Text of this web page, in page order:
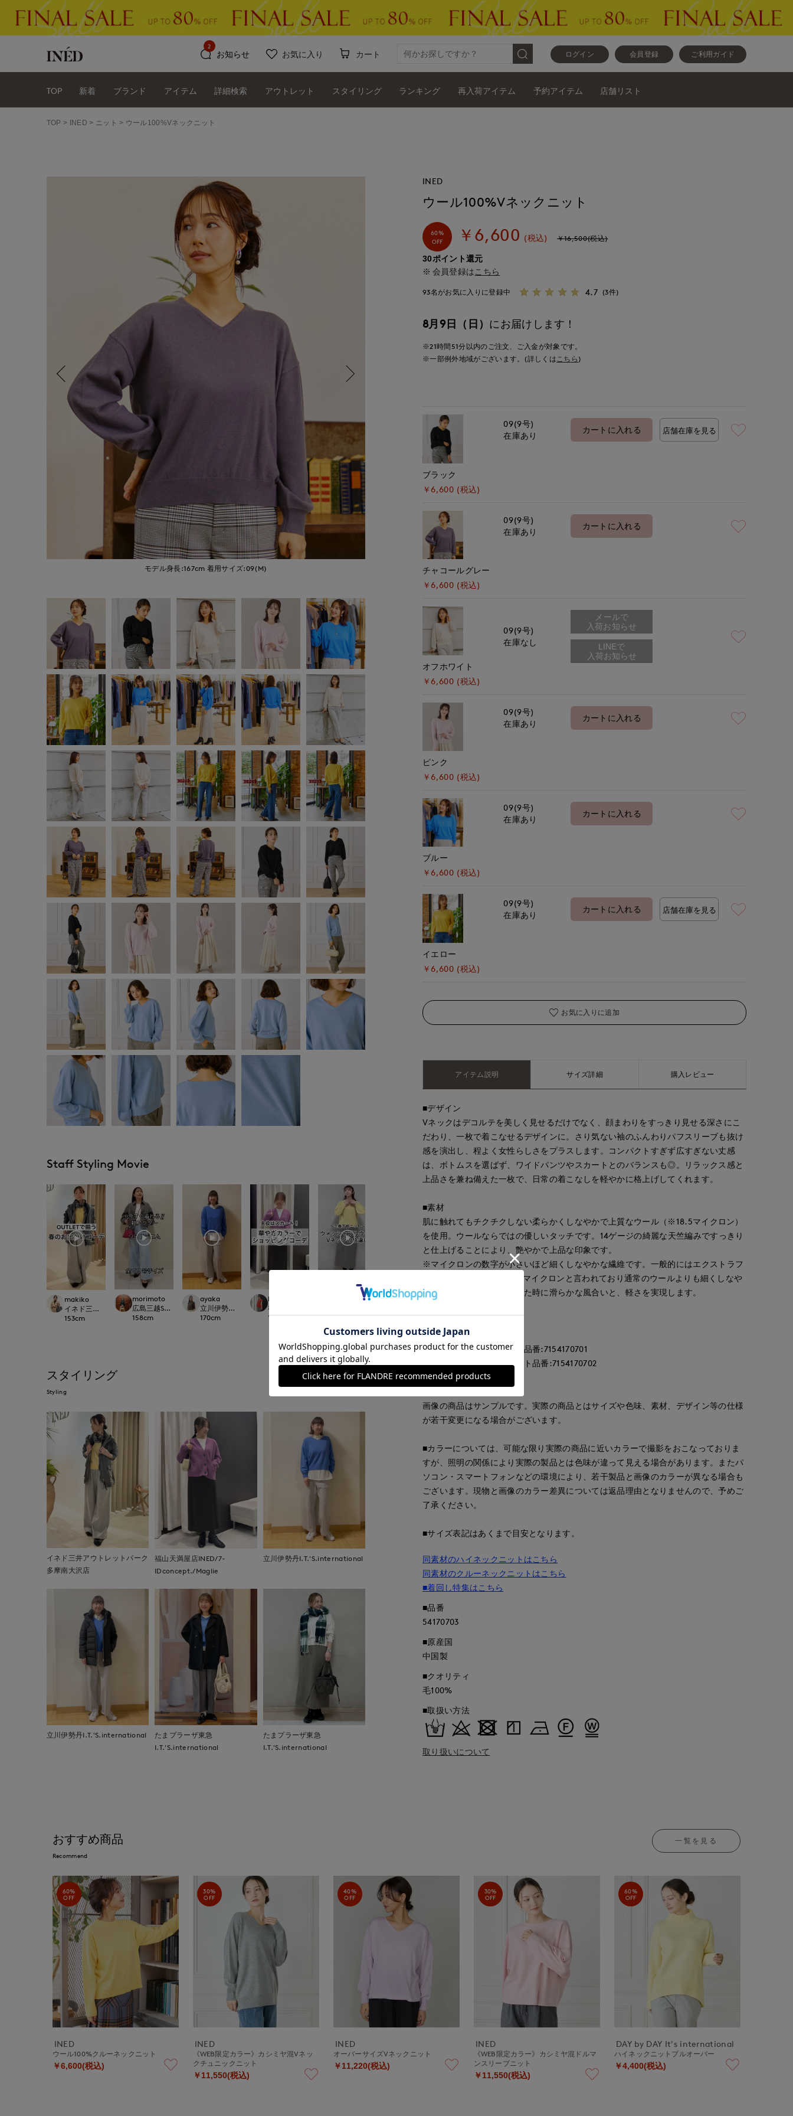
ログイン 会員登録 ご利用ガイド
お知らせ
2
お気に入り カート
TOP 新着 ブランド アイテム 詳細検索 アウトレット スタイリング ランキング 再入荷アイテム 予約アイテム 店舗リスト
TOP INED ニット ウール100%Vネックニット
モデル身長:167cm 着用サイズ:09(M) モデル身長:162cm
Staff Styling Movie
makiko
イネド三井アウトレットパーク多摩南大沢店
153cm
morimoto
広島三越SUPERIORCLOSET
158cm
ayaka
立川伊勢丹I.T.'S.international
170cm
Mayu
福山天満屋店INED/7-IDconcept./Maglie
158cm
162cm
ayaka
170cm
159cm
chigu
平
Mikiko
スタイリング
Styling
もっと見る
イネド三井アウトレットパーク
多摩南大沢店
福山天満屋店INED/7-
IDconcept./Maglie
立川伊勢丹I.T.'S.international
立川伊勢丹I.T.'S.international
たまプラーザ東急
I.T.'S.international
たまプラーザ東急
I.T.'S.international
INED
ウール100%Vネックニット
60%
OFF
￥6,600 (税込) ￥16,500(税込)
30ポイント還元
会員登録は こちら
93名がお気に入りに登録中 4.7 (3件)
8月9日（日） にお届けします！
※21時間 51分以内のご注文、ご入金が対象です。
※一部例外地域がございます。(詳しくはこちら )
ブラック
￥6,600 (税込)
09(9号)
在庫あり
カートに入れる 店舗在庫を見る
チャコールグレー
￥6,600 (税込)
09(9号)
在庫あり
カートに入れる
オフホワイト
￥6,600 (税込)
09(9号)
在庫なし
メールで
入荷お知らせ
ピンク
￥6,600 (税込)
09(9号)
在庫あり
カートに入れる
ブルー
￥6,600 (税込)
09(9号)
在庫あり
カートに入れる
イエロー
￥6,600 (税込)
09(9号)
在庫あり
カートに入れる 店舗在庫を見る
お気に入りに追加
アイテム説明 サイズ詳細 購入レビュー
■デザイン
Vネックはデコルテを美しく見せるだけでなく、顔まわりをすっきり見せる深さにこ
だわり、一枚で着こなせるデザインに。さり気ない袖のふんわりパフスリーブも抜け
感を演出し、程よく女性らしさをプラスします。コンパクトすぎず広すぎない丈感
は、ボトムスを選ばず、ワイドパンツやスカートとのバランスも◎。リラックス感と
上品さを兼ね備えた一枚で、日常の着こなしを軽やかに格上げしてくれます。
■素材
肌に触れてもチクチクしない柔らかくしなやかで上質なウール（※18.5マイクロン）
を使用。ウールならではの優しいタッチです。14ゲージの綺麗な天竺編みですっきり
と仕上げることにより、艶やかで上品な印象です。
※マイクロンの数字が小さいほど細くしなやかな繊維です。一般的にはエクストラフ
ァインウールが18.5～19.5マイクロンと言われており通常のウールよりも細くしなや
か。そのため、製品になった時に滑らかな風合いと、軽さを実現します。
同素材のハイネックニット品番:7154170701
同素材のクルーネックニット品番:7154170702
画像の商品はサンプルです。実際の商品とはサイズや色味、素材、デザイン等の仕様
が若干変更になる場合がございます。
■カラーについては、可能な限り実際の商品に近いカラーで撮影をおこなっておりま
すが、照明の関係により実際の製品とは色味が違って見える場合があります。またパ
ソコン・スマートフォンなどの環境により、若干製品と画像のカラーが異なる場合も
ございます。現物と画像のカラー差異については返品理由となりませんので、予めご
了承ください。
■サイズ表記はあくまで目安となります。
同素材のハイネックニットはこちら
同素材のクルーネックニットはこちら
■着回し特集はこちら
■品番
54170703
■原産国
中国製
■クオリティ
毛100%
■取扱い方法
取り扱いについて
おすすめ商品
Recommend
一覧を見る
60%
OFF
INED
ウール100%クルーネックニット
￥6,600(税込)
30%
OFF
INED
《WEB限定カラー》カシミヤ混Vネッ
クチュニックニット
￥11,550(税込)
40%
OFF
INED
オーバーサイズVネックニット
￥11,220(税込)
30%
OFF
INED
《WEB限定カラー》カシミヤ混ドルマ
ンスリーブニット
￥11,550(税込)
60%
OFF
DAY by DAY It's international
ハイネックニットプルオーバー
￥4,400(税込)